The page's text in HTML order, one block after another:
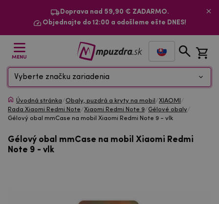
Doprava nad 59,90 € ZADARMO.
Objednajte do 12:00 a odošleme ešte DNES!
MENU
Vyberte značku zariadenia
Úvodná stránka/Obaly, puzdrá a kryty na mobil /XIAOMI /
Rada Xiaomi Redmi Note/Xiaomi Redmi Note 9/Gélové obaly/
Gélový obal mmCase na mobil Xiaomi Redmi Note 9 - vlk
Gélový obal mmCase na mobil Xiaomi Redmi
Note 9 - vlk